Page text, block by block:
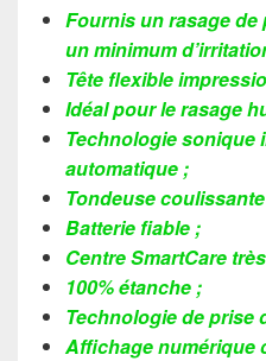
Fournis un rasage de
un minimum
Tête flexible
Idéal pour le rasage
Technologie sonique
automatique ;
Tondeuse
Batterie fiable ;
Centre SmartCare
100% étanche ;
Technologie de prise
Affichage numérique